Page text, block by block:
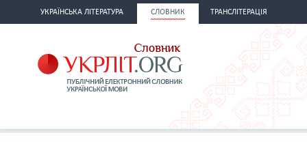
УКРАЇНСЬКА ЛІТЕРАТУРА СЛОВНИК ТРАНСЛІТЕРАЦІЯ